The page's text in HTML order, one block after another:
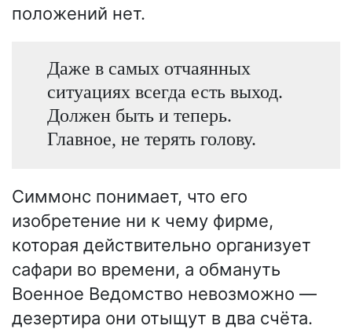
положений нет.
Даже в самых отчаянных
ситуациях всегда есть выход.
Должен быть и теперь.
Главное, не терять голову.
Симмонс понимает, что его
изобретение ни к чему фирме,
которая действительно организует
сафари во времени, а обмануть
Военное Ведомство невозможно —
дезертира они отыщут в два счёта.